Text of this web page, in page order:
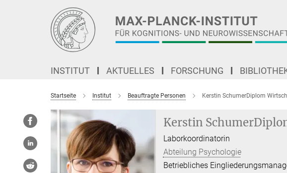
INSTITUT AKTUELLES FORSCHUNG
Startseite Institut Beauftragte Personen Kerstin SchumerDiplom
Kerstin
Laborkoordinatorin
Abteilung Psychologie
Betriebliches